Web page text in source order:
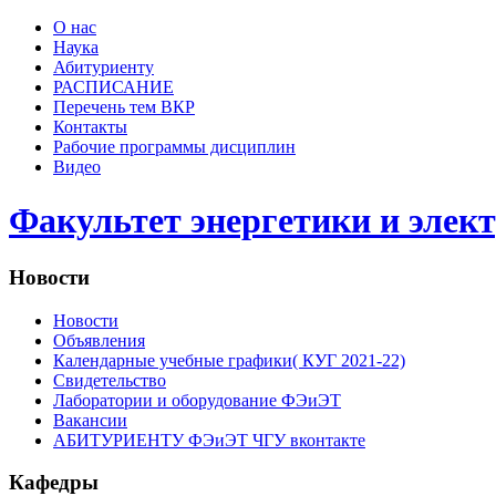
О нас
Наука
Абитуриенту
РАСПИСАНИЕ
Перечень тем ВКР
Контакты
Рабочие программы дисциплин
Видео
Факультет энергетики и
Новости
Новости
Объявления
Календарные учебные графики( КУГ 2021-22)
Свидетельство
Лаборатории и оборудование ФЭиЭТ
Вакансии
АБИТУРИЕНТУ ФЭиЭТ ЧГУ вконтакте
Кафедры